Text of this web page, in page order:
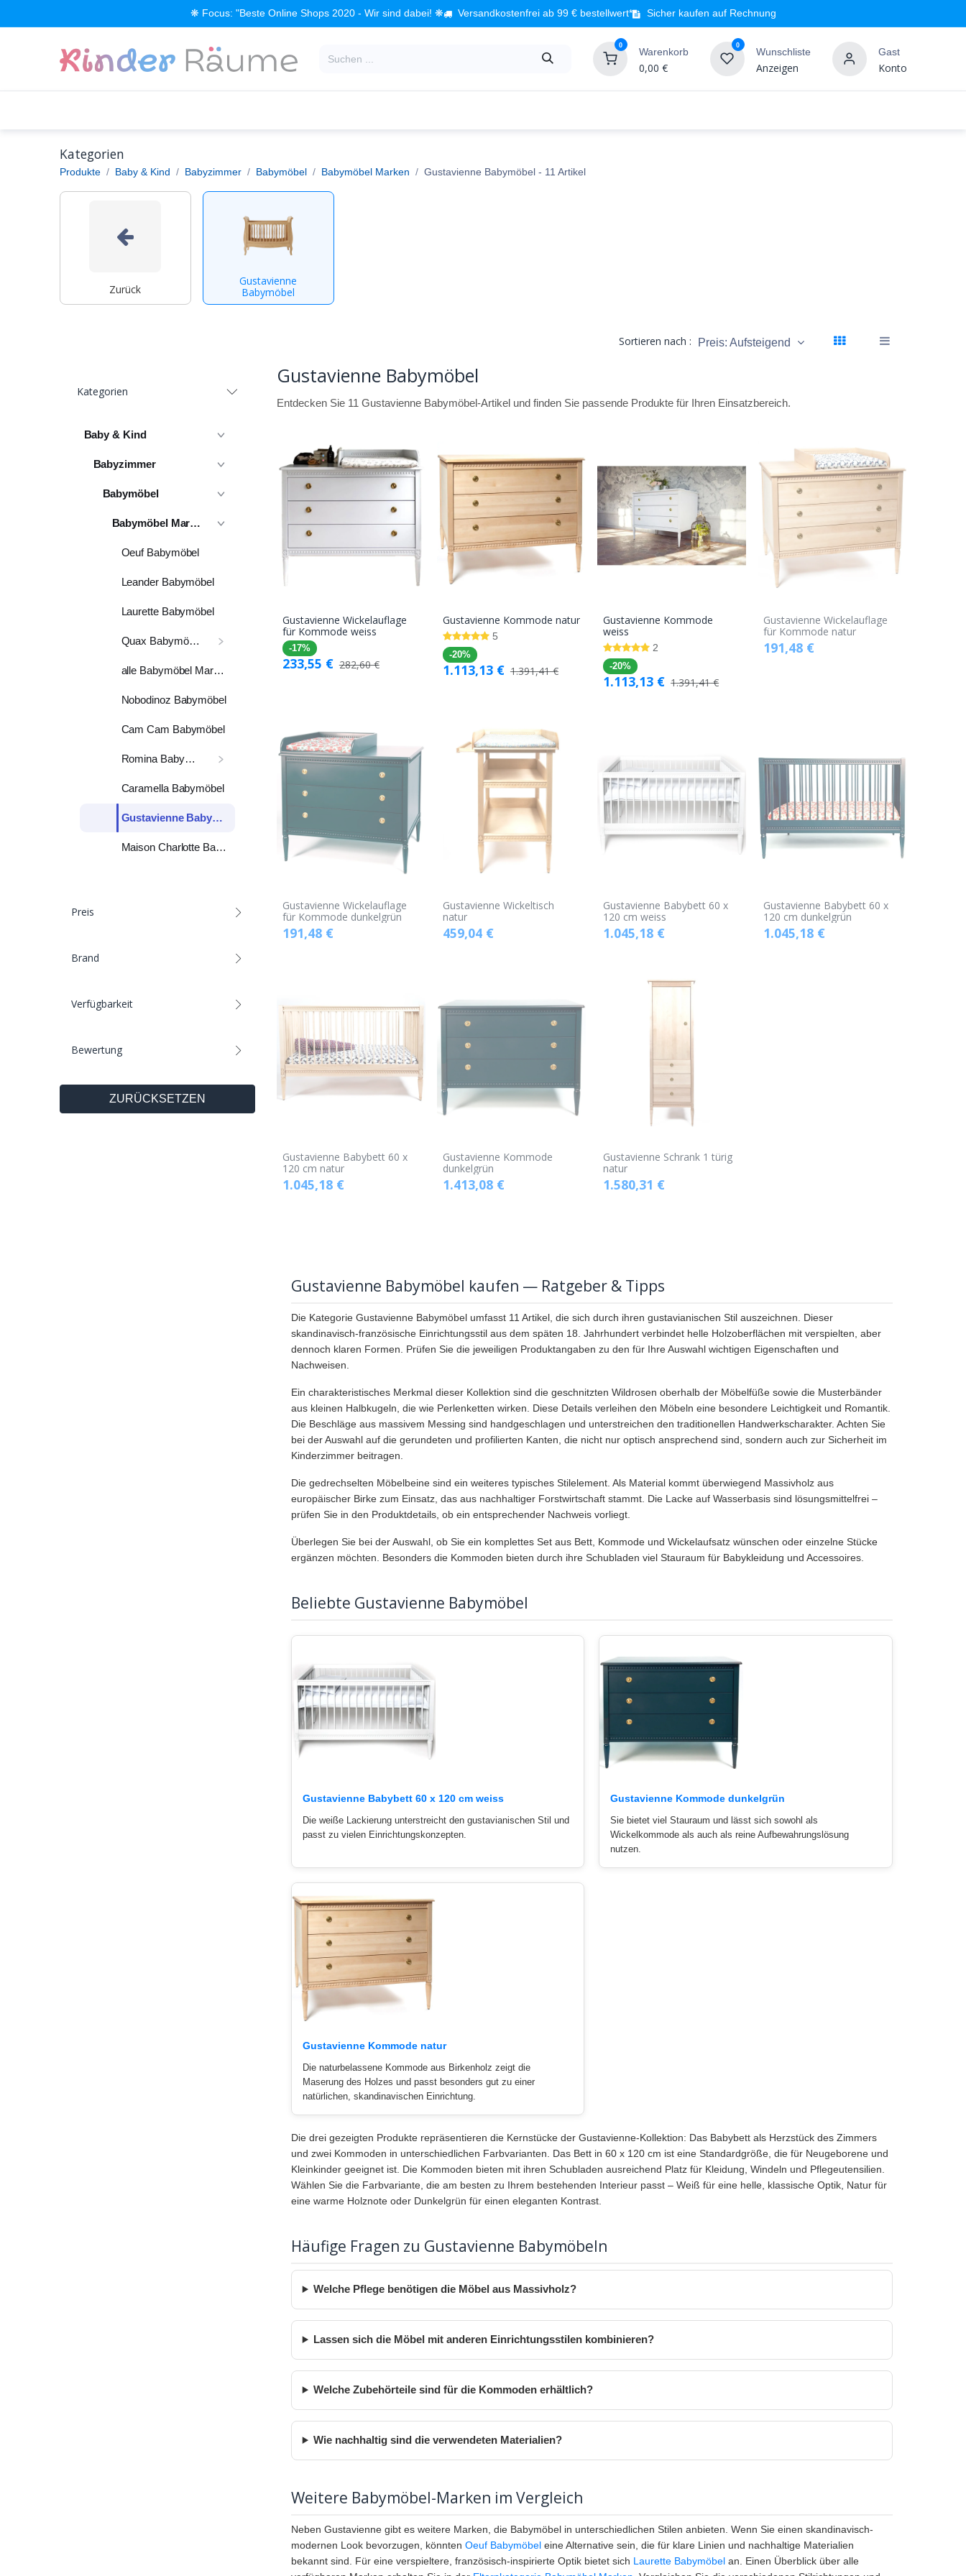
❋ Focus: "Beste Online Shops 2020 - Wir sind dabei! ❋ Versandkostenfrei ab 99 € bestellwert* Sicher kaufen auf Rechnung
0
Warenkorb
0,00 €
0
Wunschliste
Anzeigen
Gast
Konto
Kategorien
Produkte Baby & Kind Babyzimmer Babymöbel Babymöbel Marken Gustavienne Babymöbel- 11 Artikel
Zurück
Gustavienne
Babymöbel
Sortieren nach : Preis: Aufsteigend
Kategorien
Baby & Kind
Babyzimmer
Babymöbel
Babymöbel Marken
Oeuf Babymöbel
Leander Babymöbel
Laurette Babymöbel
Quax Babymöbel
alle Babymöbel Marken
Nobodinoz Babymöbel
Cam Cam Babymöbel
Romina Babymöbel
Caramella Babymöbel
Gustavienne Babymöbel
Maison Charlotte Babymöbel
Preis
Brand
Verfügbarkeit
Bewertung
ZURÜCKSETZEN
Gustavienne Babymöbel
Entdecken Sie 11 Gustavienne Babymöbel-Artikel und finden Sie passende Produkte für Ihren Einsatzbereich.
In den
Gustavienne Wickelauflage
für Kommode weiss
-17%
233,55 € 282,60€
Gustavienne Kommode natur
5
-20%
1.113,13€ 1.391,41€
Warenkorb
Gustavienne Kommode
weiss
2
-20%
1.113,13 € 1.391,41€
Gustavienne Wickelauflage
für Kommode natur
191,48 €
Gustavienne Wickelauflage
für Kommode dunkelgrün
191,48€
Gustavienne Wickeltisch
natur
459,04€
Gustavienne Babybett 60 x
120 cm weiss
1.045,18 €
Gustavienne Babybett 60 x
120 cm dunkelgrün
1.045,18 €
Gustavienne Babybett 60 x
120 cm natur
1.045,18€
Gustavienne Kommode
dunkelgrün
1.413,08€
Gustavienne Schrank 1 türig
natur
1.580,31 €
Gustavienne Babymöbel kaufen — Ratgeber & Tipps
Die Kategorie Gustavienne Babymöbel umfasst 11 Artikel, die sich durch ihren gustavianischen Stil auszeichnen. Dieser
skandinavisch-französische Einrichtungsstil aus dem späten 18. Jahrhundert verbindet helle Holzoberflächen mit verspielten, aber
dennoch klaren Formen. Prüfen Sie die jeweiligen Produktangaben zu den für Ihre Auswahl wichtigen Eigenschaften und
Nachweisen.
Ein charakteristisches Merkmal dieser Kollektion sind die geschnitzten Wildrosen oberhalb der Möbelfüße sowie die Musterbänder
aus kleinen Halbkugeln, die wie Perlenketten wirken. Diese Details verleihen den Möbeln eine besondere Leichtigkeit und Romantik.
Die Beschläge aus massivem Messing sind handgeschlagen und unterstreichen den traditionellen Handwerkscharakter. Achten Sie
bei der Auswahl auf die gerundeten und profilierten Kanten, die nicht nur optisch ansprechend sind, sondern auch zur Sicherheit im
Kinderzimmer beitragen.
Die gedrechselten Möbelbeine sind ein weiteres typisches Stilelement. Als Material kommt überwiegend Massivholz aus
europäischer Birke zum Einsatz, das aus nachhaltiger Forstwirtschaft stammt. Die Lacke auf Wasserbasis sind lösungsmittelfrei –
prüfen Sie in den Produktdetails, ob ein entsprechender Nachweis vorliegt.
Überlegen Sie bei der Auswahl, ob Sie ein komplettes Set aus Bett, Kommode und Wickelaufsatz wünschen oder einzelne Stücke
ergänzen möchten. Besonders die Kommoden bieten durch ihre Schubladen viel Stauraum für Babykleidung und Accessoires.
Beliebte Gustavienne Babymöbel
Gustavienne Babybett 60 x 120 cm weiss
Die weiße Lackierung unterstreicht den gustavianischen Stil und
passt zu vielen Einrichtungskonzepten.
Gustavienne Kommode dunkelgrün
Sie bietet viel Stauraum und lässt sich sowohl als
Wickelkommode als auch als reine Aufbewahrungslösung
nutzen.
Gustavienne Kommode natur
Die naturbelassene Kommode aus Birkenholz zeigt die
Maserung des Holzes und passt besonders gut zu einer
natürlichen, skandinavischen Einrichtung.
Die drei gezeigten Produkte repräsentieren die Kernstücke der Gustavienne-Kollektion: Das Babybett als Herzstück des Zimmers
und zwei Kommoden in unterschiedlichen Farbvarianten. Das Bett in 60 x 120 cm ist eine Standardgröße, die für Neugeborene und
Kleinkinder geeignet ist. Die Kommoden bieten mit ihren Schubladen ausreichend Platz für Kleidung, Windeln und Pflegeutensilien.
Wählen Sie die Farbvariante, die am besten zu Ihrem bestehenden Interieur passt – Weiß für eine helle, klassische Optik, Natur für
eine warme Holznote oder Dunkelgrün für einen eleganten Kontrast.
Häufige Fragen zu Gustavienne Babymöbeln
Welche Pflege benötigen die Möbel aus Massivholz?
Lassen sich die Möbel mit anderen Einrichtungsstilen kombinieren?
Welche Zubehörteile sind für die Kommoden erhältlich?
Wie nachhaltig sind die verwendeten Materialien?
Weitere Babymöbel-Marken im Vergleich
Neben Gustavienne gibt es weitere Marken, die Babymöbel in unterschiedlichen Stilen anbieten. Wenn Sie einen skandinavisch-
modernen Look bevorzugen, könnten Oeuf Babymöbeleine Alternative sein, die für klare Linien und nachhaltige Materialien
bekannt sind. Für eine verspieltere, französisch-inspirierte Optik bietet sich Laurette Babymöbelan. Einen Überblick über alle